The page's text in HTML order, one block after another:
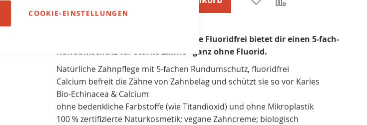
COOKIE-EINSTELLUNGEN
Vergleichsliste
Die lavera Zahncreme Complete Care Fluoridfrei bietet dir einen 5-fach-
Rundumschutz für starke Zähne - ganz ohne Fluorid.
Natürliche Zahnpflege mit 5-fachen Rundumschutz, fluoridfrei
Calcium befreit die Zähne von Zahnbelag und schützt sie so vor Karies
Bio-Echinacea & Calcium
ohne bedenkliche Farbstoffe (wie Titandioxid) und ohne Mikroplastik
100 % zertifizierte Naturkosmetik; vegane Zahncreme; biologisch